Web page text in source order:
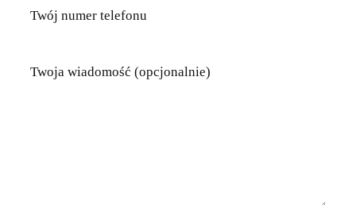
Twój numer telefonu
Twoja wiadomość (opcjonalnie)